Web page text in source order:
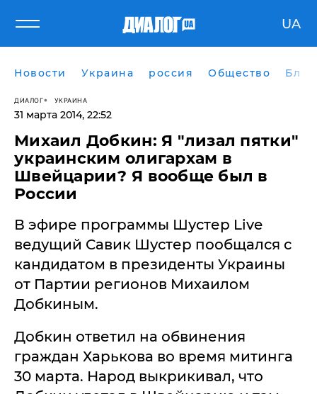
UA
Новости Украина россия Общество
ДИАЛОГ УКРАИНА
31 марта 2014, 22:52
Михаил Добкин: Я "лизал пятки"
украинским олигархам в
Швейцарии? Я вообще был в
России
В эфире программы Шустер Live
ведущий Савик Шустер пообщался с
кандидатом в президенты Украины
от Партии регионов Михаилом
Добкиным.
Добкин ответил на обвинения
граждан Харькова во время митинга
30 марта. Народ выкрикивал, что